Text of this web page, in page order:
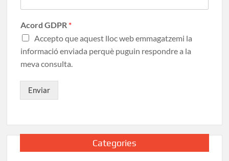
Acord GDPR *
Accepto que aquest lloc web emmagatzemi la
informació enviada perquè puguin respondre a la
meva consulta.
Enviar
Categories